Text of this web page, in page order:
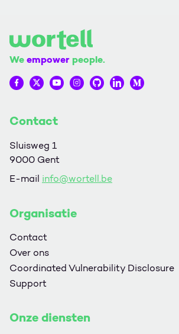
Weempower people.
Wortell op Facebook
Wortell op Twitter
Wortell op YouTube
Wortell op Instagram
Wortell op Github
Wortell op
Wortell
Contact
Sluisweg 1
9000 Gent
E-mail info@wortell.be
Organisatie
Contact
Over ons
Coordinated Vulnerability Disclosure
Support
Onze diensten